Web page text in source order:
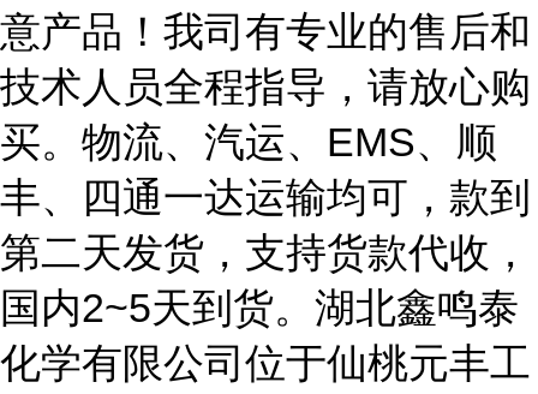
意产品！我司有专业的售后和
技术人员全程指导，请放心购
买。物流、汽运、EMS、顺
丰、四通一达运输均可，款到
第二天发货，支持货款代收，
国内2~5天到货。湖北鑫鸣泰
化学有限公司位于仙桃元丰工